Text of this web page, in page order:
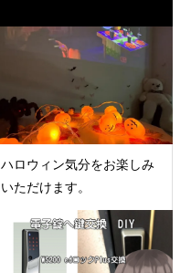
ハロウィン気分をお楽しみ
いただけます。